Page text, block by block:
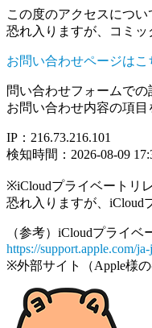
この度のアクセスにつ
恐れ入りますが、コミ
お問い合わせページはこ
問い合わせフォームで
お問い合わせ内容の項
IP：216.73.216.101
検知時間：2026-08-09
※iCloudプライベートリ
恐れ入りますが、iCloud
（参考）iCloudプライベ
https://support.apple.com/
※外部サイト（Apple様